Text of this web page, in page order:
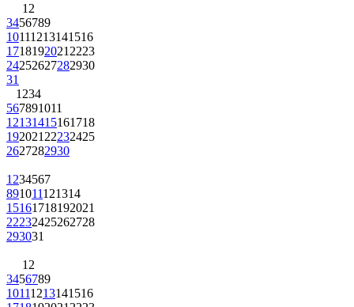
1 2
3456789
10111213141516
1718192021 2223
24252627282930
31
1 234
567891011
12131415161718
192021 22232425
2627282930
1 234567
891011121314
15161718192021
22232425262728
293031
1 2
3456789
10111213141516